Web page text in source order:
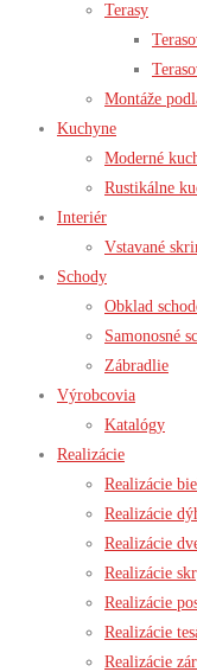
Terasy
Montáže
Kuchyne
Moderné
Rustikálne
Interiér
Vstavané
Schody
Obklad
Samonosné
Zábradlie
Výrobcovia
Katalógy
Realizácie
Realizácie
Realizácie
Realizácie
Realizácie
Realizácie
Realizácie
Realizácie